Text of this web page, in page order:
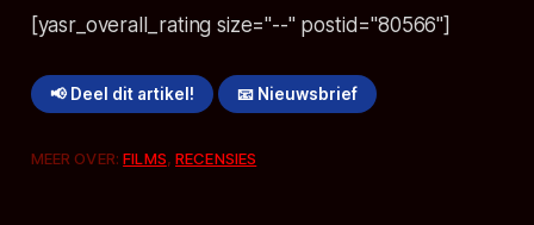
[yasr_overall_rating size="--" postid="80566"]
📢 Deel dit artikel! 📧 Nieuwsbrief
MEER OVER:FILMS,RECENSIES